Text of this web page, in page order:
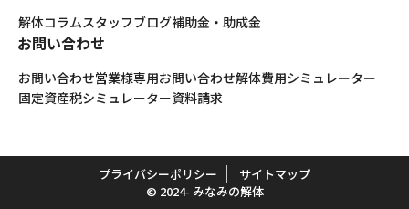
解体コラムスタッフブログ補助金・助成金
お問い合わせ
お問い合わせ営業様専用お問い合わせ解体費用シミュレーター
固定資産税シミュレーター資料請求
プライバシーポリシー
サイトマップ
© 2024- みなみの解体